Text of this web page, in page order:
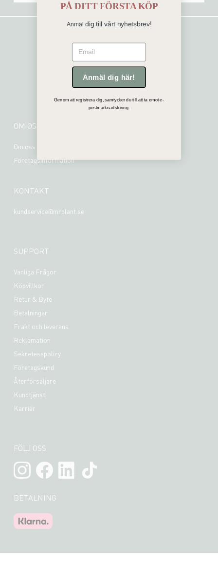
OM OSS
Om oss
Företagsinformation
KONTAKT
kundservice@mrplant.se
SUPPORT
Vanliga Frågor
Köpvillkor
Retur & Byte
Betalningar
Frakt och leverans
Reklamation
Sekretesspolicy
Företagskund
Återförsäljare
Kundtjänst
Karriär
FÖLJ OSS
BETALNING
PÅDITT FÖRSTA KÖP
Anmäl dig till vårt nyhetsbrev!
Email
Anmäl dig här!
Genom att registrera dig, samtycker du till att ta emot e-
postmarknadsföring.